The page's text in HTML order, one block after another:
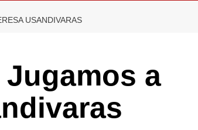
USANDIVARAS
a